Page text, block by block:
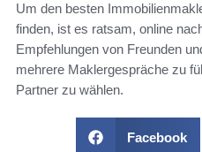
Um den besten
finden, ist es ratsam, online
Empfehlungen von Freunden
mehrere Maklergespräche zu
Partner zu wählen.
Facebook